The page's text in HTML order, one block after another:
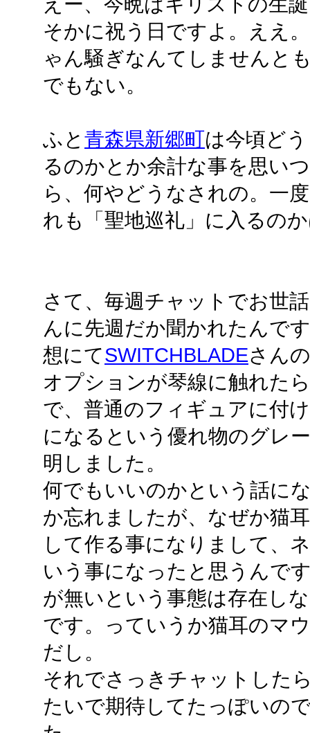
そかに祝う日ですよ。ええ
ゃん騒ぎなんてしませんと
でもない。
ふと 青森県新郷町は今頃ど
るのかとか余計な事を思い
ら、何やどうなされの。一
れも「聖地巡礼」に入るの
さて、毎週チャットでお世
んに先週だか聞かれたんで
想にてSWITCHBLADEさん
オプションが琴線に触れた
で、普通のフィギュアに付
になるという優れ物のグレ
明しました。
何でもいいのかという話に
か忘れましたが、なぜか猫
して作る事になりまして、
いう事になったと思うんで
が無いという事態は存在し
です。っていうか猫耳のマ
だし。
それでさっきチャットした
たいで期待してたっぽいの